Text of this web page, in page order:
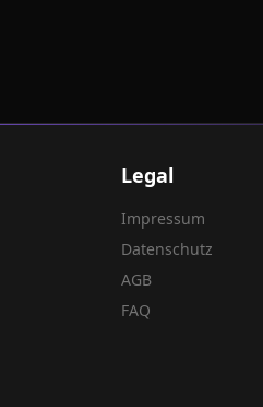
Legal
Impressum
Datenschutz
AGB
FAQ